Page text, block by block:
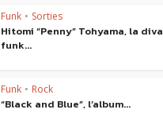
Funk • Sorties
Hitomi “Penny” Tohyama, la diva
funk...
Funk • Rock
“Black and Blue”, l’album...